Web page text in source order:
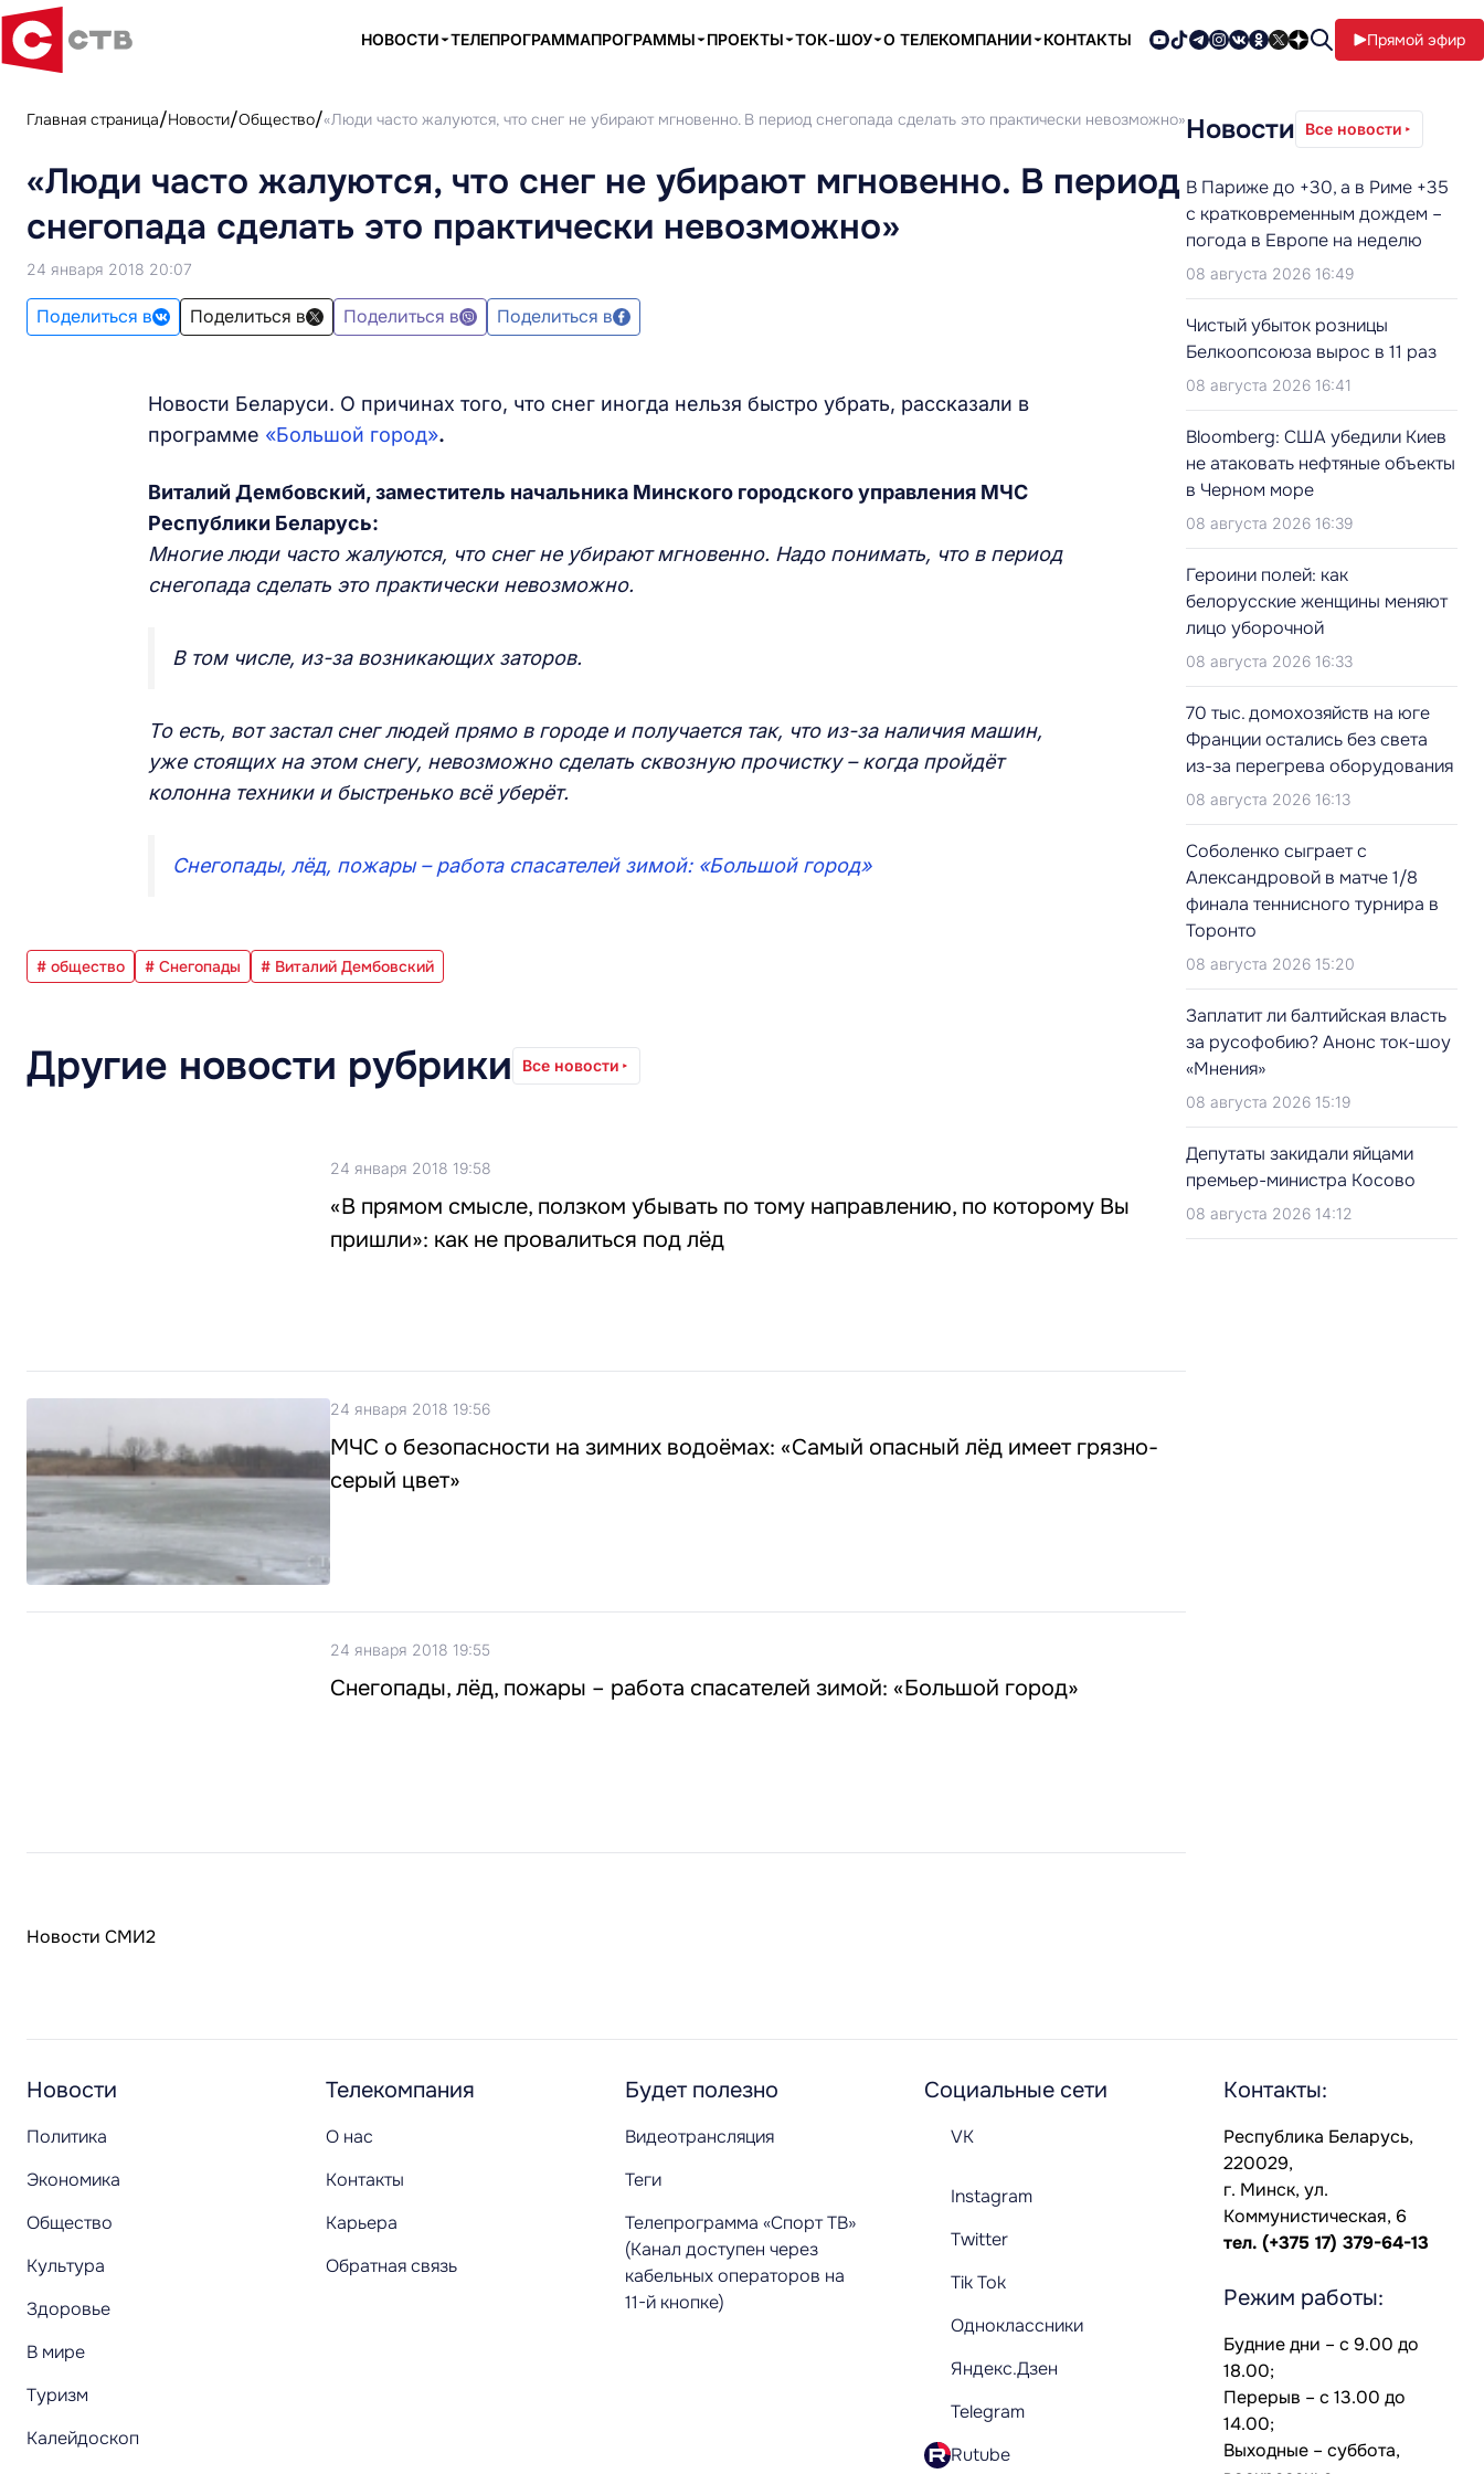
НОВОСТИ ТЕЛЕПРОГРАММАПРОГРАММЫ ПРОЕКТЫ ТОК-ШОУ О ТЕЛЕКОМПАНИИ КОНТАКТЫ Прямой эфир
Главная страница Новости Общество «Люди часто жалуются, что снег не убирают мгновенно. В период снегопада сделать это практически невозможно»
«Люди часто жалуются, что снег не убирают мгновенно. В период
снегопада сделать это практически невозможно»
24 января 2018 20:07
Поделиться в Поделиться в Поделиться в Поделиться в
Новости Беларуси. О причинах того, что снег иногда нельзя быстро убрать, рассказали в
программе «Большой город».
Виталий Дембовский, заместитель начальника Минского городского управления МЧС
Республики Беларусь:
Многие люди часто жалуются, что снег не убирают мгновенно. Надо понимать, что в период
снегопада сделать это практически невозможно.
В том числе, из-за возникающих заторов.
То есть, вот застал снег людей прямо в городе и получается так, что из-за наличия машин,
уже стоящих на этом снегу, невозможно сделать сквозную прочистку – когда пройдёт
колонна техники и быстренько всё уберёт.
Снегопады, лёд, пожары – работа спасателей зимой: «Большой город»
# общество # Снегопады # Виталий Дембовский
Другие новости рубрики Все новости
24 января 2018 19:58
«В прямом смысле, ползком убывать по тому направлению, по которому Вы
пришли»: как не провалиться под лёд
24 января 2018 19:56
МЧС о безопасности на зимних водоёмах: «Самый опасный лёд имеет грязно-
серый цвет»
24 января 2018 19:55
Снегопады, лёд, пожары – работа спасателей зимой: «Большой город»
Новости СМИ2
Новости Все новости
В Париже до +30, а в Риме +35
с кратковременным дождем –
погода в Европе на неделю
08 августа 2026 16:49
Чистый убыток розницы
Белкоопсоюза вырос в 11 раз
08 августа 2026 16:41
Bloomberg: США убедили Киев
не атаковать нефтяные объекты
в Черном море
08 августа 2026 16:39
Героини полей: как
белорусские женщины меняют
лицо уборочной
08 августа 2026 16:33
70 тыс. домохозяйств на юге
Франции остались без света
из-за перегрева оборудования
08 августа 2026 16:13
Соболенко сыграет с
Александровой в матче 1/8
финала теннисного турнира в
Торонто
08 августа 2026 15:20
Заплатит ли балтийская власть
за русофобию? Анонс ток-шоу
«Мнения»
08 августа 2026 15:19
Депутаты закидали яйцами
премьер-министра Косово
08 августа 2026 14:12
Новости
Политика
Экономика
Общество
Культура
Здоровье
В мире
Туризм
Калейдоскоп
Телекомпания
О нас
Контакты
Карьера
Обратная связь
Будет полезно
Видеотрансляция
Теги
Телепрограмма «Спорт ТВ»
(Канал доступен через
кабельных операторов на
11-й кнопке)
Социальные сети
VK
Instagram
Twitter
Tik Tok
Одноклассники
Яндекс.Дзен
Telegram
Rutube
Контакты:
Республика Беларусь,
220029,
г. Минск, ул.
Коммунистическая, 6
тел. (+375 17) 379-64-13
Режим работы:
Будние дни – с 9.00 до
18.00;
Перерыв – с 13.00 до
14.00;
Выходные – суббота,